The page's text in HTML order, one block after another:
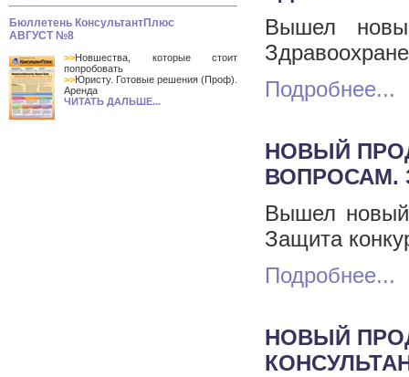
Бюллетень КонсультантПлюс
АВГУСТ №8
>>Новшества, которые стоит
попробовать
>>Юристу. Готовые решения (Проф).
Аренда
ЧИТАТЬ ДАЛЬШЕ...
Вышел
Подробнее...
НОВЫЙ
ВОПРОСАМ.
Вышел
Защита
Подробнее...
НОВЫЙ